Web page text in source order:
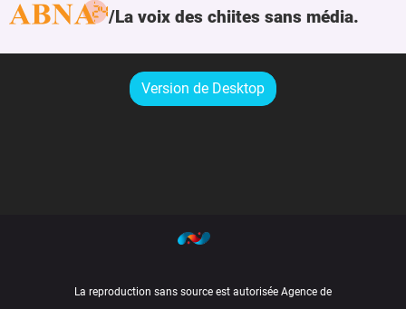
La voix des chiites sans média.
Version de Desktop
La reproduction sans source est autorisée Agence de